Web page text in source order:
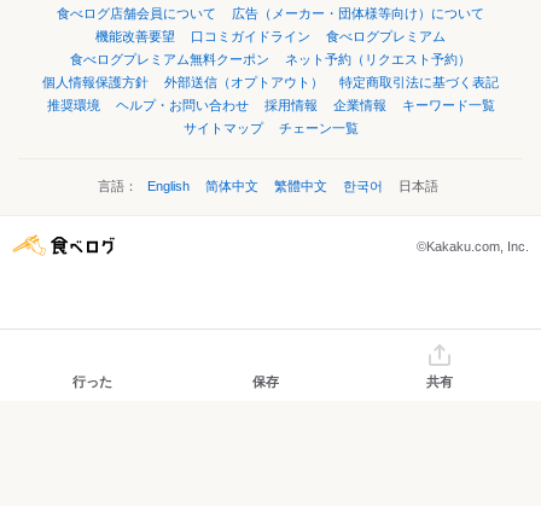
食べログ店舗会員について
広告（メーカー・団体様等向け）について
機能改善要望
口コミガイドライン
食べログプレミアム
食べログプレミアム無料クーポン
ネット予約（リクエスト予約）
個人情報保護方針
外部送信（オプトアウト）
特定商取引法に基づく表記
推奨環境
ヘルプ・お問い合わせ 採用情報 企業情報
キーワード一覧
サイトマップ
チェーン一覧
言語： English 简体中文 繁體中文 한국어 日本語
©Kakaku.com, Inc.
行った 保存 共有